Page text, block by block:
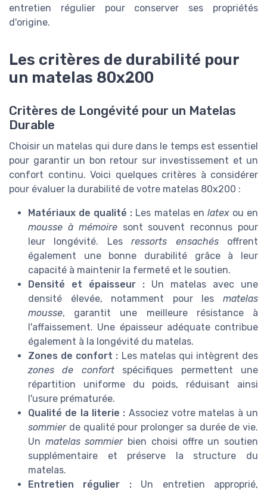
entretien régulier pour conserver ses propriétés
d'origine.
Les critères de durabilité pour
un matelas 80x200
Critères de Longévité pour un Matelas
Durable
Choisir un matelas qui dure dans le temps est essentiel
pour garantir un bon retour sur investissement et un
confort continu. Voici quelques critères à considérer
pour évaluer la durabilité de votre matelas 80x200 :
Matériaux de qualité : Les matelas en latexou en
mousse à mémoiresont souvent reconnus pour
leur longévité. Lesressorts ensachésoffrent
également une bonne durabilité grâce à leur
capacité à maintenir la fermeté et le soutien.
Densité et épaisseur : Un matelas avec une
densité élevée, notamment pour les matelas
mousse, garantit une meilleure résistance à
l'affaissement. Une épaisseur adéquate contribue
également à la longévité du matelas.
Zones de confort : Les matelas qui intègrent des
zones de confortspécifiques permettent une
répartition uniforme du poids, réduisant ainsi
l'usure prématurée.
Qualité de la literie : Associez votre matelas à un
sommierde qualité pour prolonger sa durée de vie.
Un matelas sommierbien choisi offre un soutien
supplémentaire et préserve la structure du
matelas.
Entretien régulier :Un entretien approprié,